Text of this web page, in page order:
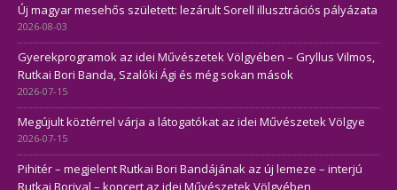
Új magyar mesehős született: lezárult Sorell illusztrációs pályázata
2026-08-03
Gyerekprogramok az idei Művészetek Völgyében – Gryllus Vilmos,
Rutkai Bori Banda, Szalóki Ági és még sokan mások
2026-07-15
Megújult köztérrel várja a látogatókat az idei Művészetek Völgye
2026-07-15
Pihitér – megjelent Rutkai Bori Bandájának az új lemeze – interjú
Rutkai Borival – koncert az idei Művészetek Völgyében